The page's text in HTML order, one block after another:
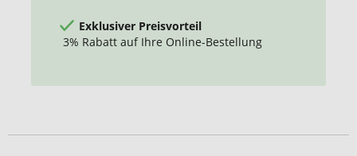
Exklusiver Preisvorteil
3% Rabatt auf Ihre Online-Bestellung